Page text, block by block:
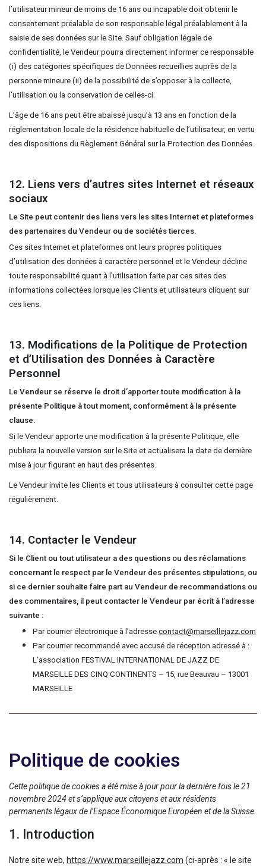
l’utilisateur mineur de moins de 16 ans ou incapable doit obtenir le
consentement préalable de son responsable légal préalablement à la
saisie de ses données sur le Site. Sauf obligation légale de
confidentialité, le Vendeur pourra directement informer ce responsable
(i) des catégories spécifiques de Données recueillies auprès de la
personne mineure (ii) de la possibilité de s’opposer à la collecte,
l’utilisation ou la conservation de celles-ci.
L’âge de 16 ans peut être abaissé jusqu’à 13 ans en fonction de la
réglementation locale de la résidence habituelle de l’utilisateur, en vertu
des dispositions du Règlement Général sur la Protection des Données.
12. Liens vers d’autres sites Internet et réseaux
sociaux
Le Site peut contenir des liens vers les sites Internet et plateformes
des partenaires du Vendeur ou de sociétés tierces.
Ces sites Internet et plateformes ont leurs propres politiques
d’utilisation des données à caractère personnel et le Vendeur décline
toute responsabilité quant à l’utilisation faite par ces sites des
informations collectées lorsque les Clients et utilisateurs cliquent sur
ces liens.
13. Modifications de la Politique de Protection
et d’Utilisation des Données à Caractère
Personnel
Le Vendeur se réserve le droit d’apporter toute modification à la
présente Politique à tout moment, conformément à la présente
clause.
Si le Vendeur apporte une modification à la présente Politique, elle
publiera la nouvelle version sur le Site et actualisera la date de dernière
mise à jour figurant en haut des présentes.
Le Vendeur invite les Clients et tous utilisateurs à consulter cette page
régulièrement.
14. Contacter le Vendeur
Si le Client ou tout utilisateur a des questions ou des réclamations
concernant le respect par le Vendeur des présentes stipulations, ou
si ce dernier souhaite faire part au Vendeur de recommandations ou
des commentaires, il peut contacter le Vendeur par écrit à l’adresse
suivante :
Par courrier électronique à l’adresse contact@marseillejazz.com
Par courrier recommandé avec accusé de réception adressé à :
L’association FESTIVAL INTERNATIONAL DE JAZZ DE
MARSEILLE DES CINQ CONTINENTS – 15, rue Beauvau – 13001
MARSEILLE
Politique de cookies
Cette politique de cookies a été mise à jour pour la dernière fois le 21
novembre 2024 et s’applique aux citoyens et aux résidents
permanents légaux de l’Espace Économique Européen et de la Suisse.
1. Introduction
Notre site web, https://www.marseillejazz.com (ci-après : « le site